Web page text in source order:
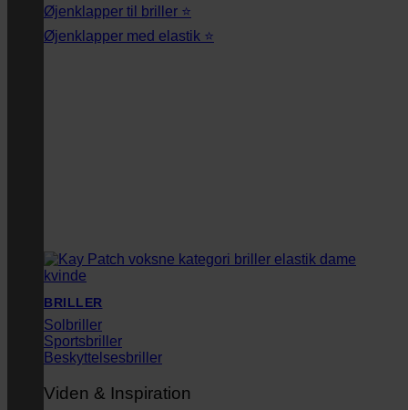
Øjenklapper til briller ⭐
Øjenklapper med elastik ⭐
BRILLER
Solbriller
Sportsbriller
Beskyttelsesbriller
Viden & Inspiration